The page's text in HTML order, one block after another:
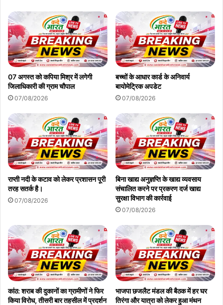
07 अगस्त को कपिया मिश्र में लगेगी
जिलाधिकारी की ग्राम चौपाल
07/08/2026
बच्चों के आधार कार्ड के अनिवार्य
बायोमेट्रिक अपडेट
07/08/2026
राप्ती नदी के कटाव को लेकर प्रशासन पूरी
तरह सतर्क है।
07/08/2026
बिना खाद्य अनुज्ञप्ति के खाद्य व्यवसाय
संचालित करने पर प्रकरण दर्ज खाद्य
सुरक्षा विभाग की कार्रवाई
07/08/2026
कांठ: शराब की दुकानों का ग्रामीणों ने फिर
किया विरोध, तीसरी बार तहसील में प्रदर्शन
भाजपा छजलैट मंडल की बैठक में हर घर
तिरंगा और यात्रा को लेकर हुआ मंथन